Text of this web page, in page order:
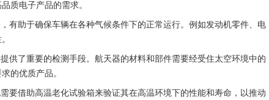
质电子产品的需求。
有助于确保车辆在各种气候条件下的正常运行。例如发动机零件、电
供了重要的检测手段。航天器的材料和部件需要经受住太空环境中的
的优质产品。
要借助高温老化试验箱来验证其在高温环境下的性能和寿命，以推动